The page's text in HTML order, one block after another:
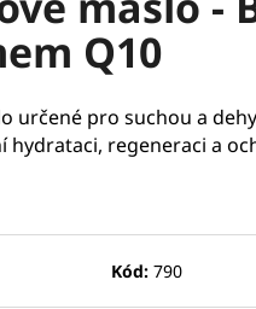
Q10
určené pro suchou a
hydrataci, regeneraci a
Kód: 790